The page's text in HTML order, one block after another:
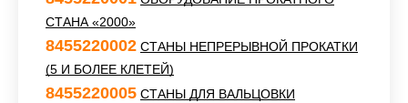
СТАНА «2000»
8455220002 СТАНЫ НЕПРЕРЫВНОЙ ПРОКАТКИ
(5 И БОЛЕЕ КЛЕТЕЙ)
8455220005 СТАНЫ ДЛЯ ВАЛЬЦОВКИ